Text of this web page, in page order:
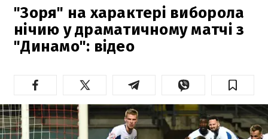
"Зоря" на характері виборола
нічию у драматичному матчі з
"Динамо": відео